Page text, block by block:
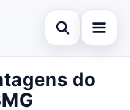
Abrir busca
do